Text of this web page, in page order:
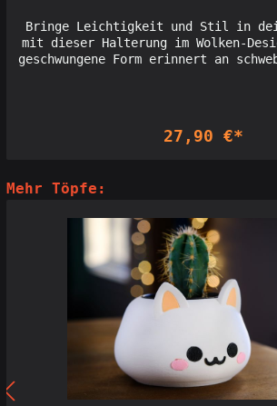
Bringe Leichtigkeit und Stil in dein
mit dieser Halterung im Wolken-
geschwungene Form erinnert an
außergewöhnliches und27,90 €*
Mehr Töpfe: